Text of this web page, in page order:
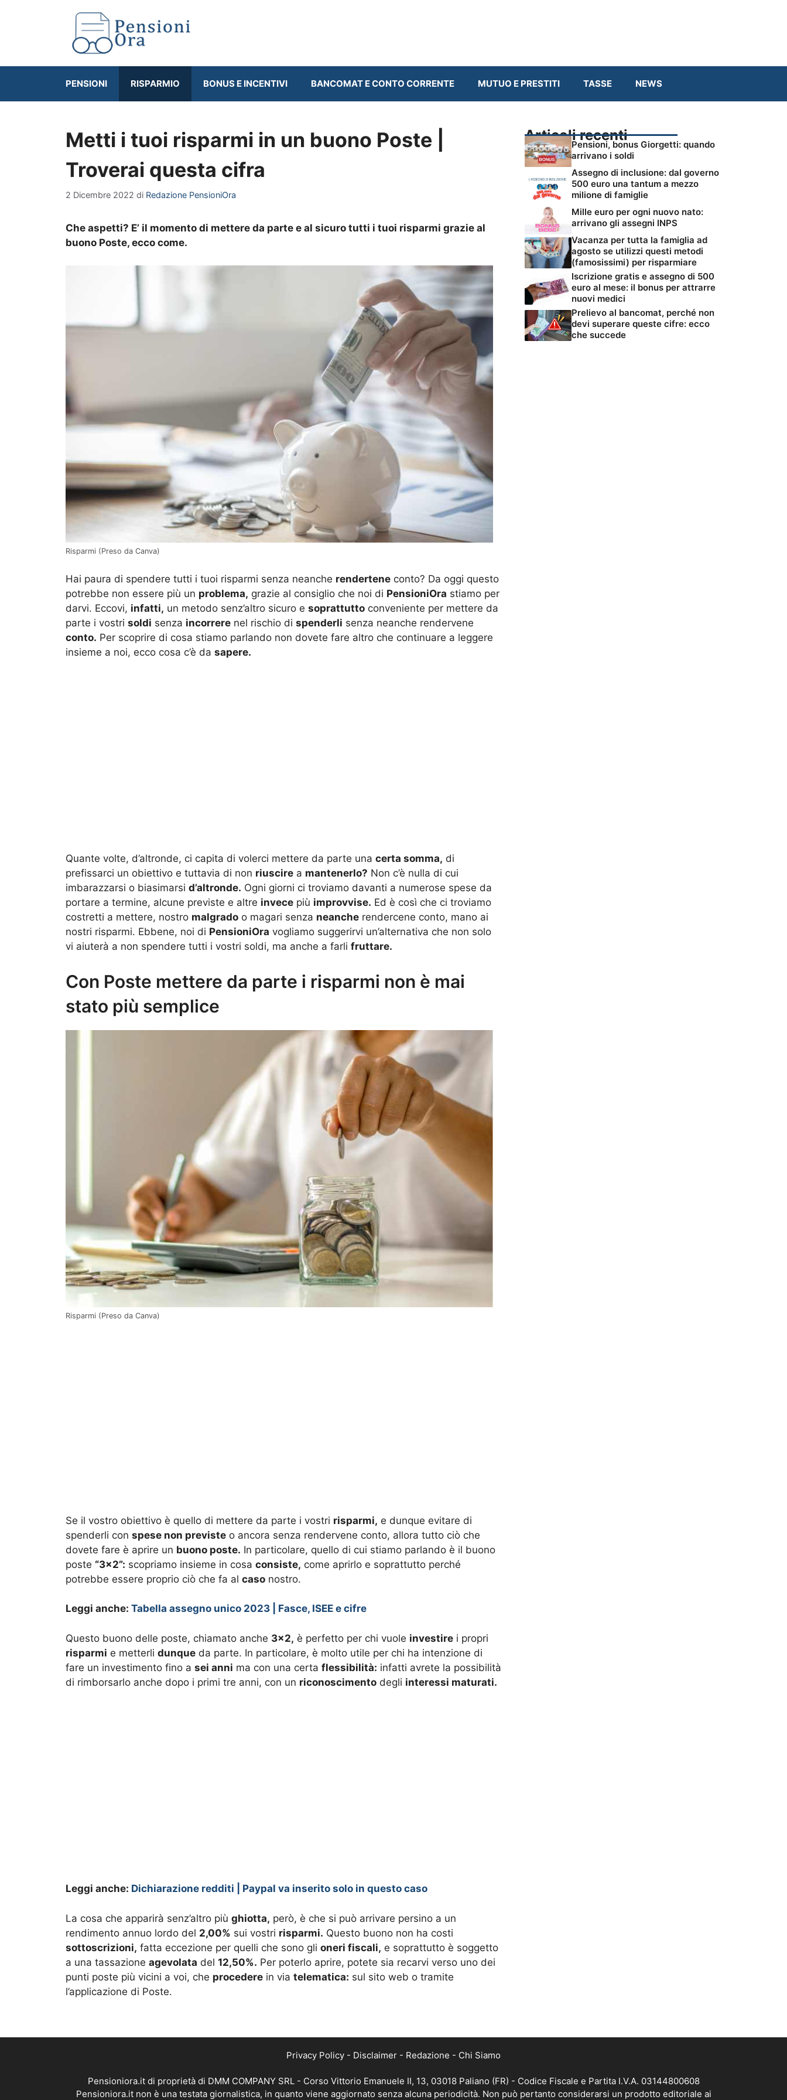
PENSIONI RISPARMIO BONUS E INCENTIVI BANCOMAT E CONTO CORRENTE MUTUO E PRESTITI TASSE NEWS
Metti i tuoi risparmi in un buono Poste |
Troverai questa cifra
2 Dicembre 2022 di Redazione PensioniOra
Che aspetti? E’ il momento di mettere da parte e al sicuro tutti i tuoi risparmi grazie al
buono Poste, ecco come.
Risparmi (Preso da Canva)
Hai paura di spendere tutti i tuoi risparmi senza neanche rendertene conto? Da oggi questo
potrebbe non essere più un problema, grazie al consiglio che noi di PensioniOra stiamo per
darvi. Eccovi, infatti, un metodo senz’altro sicuro e soprattutto conveniente per mettere da
parte i vostri soldi senza incorrere nel rischio di spenderli senza neanche rendervene
conto. Per scoprire di cosa stiamo parlando non dovete fare altro che continuare a leggere
insieme a noi, ecco cosa c’è da sapere.
Quante volte, d’altronde, ci capita di volerci mettere da parte una certa somma, di
prefissarci un obiettivo e tuttavia di non riuscire a mantenerlo? Non c’è nulla di cui
imbarazzarsi o biasimarsi d’altronde. Ogni giorni ci troviamo davanti a numerose spese da
portare a termine, alcune previste e altre invece più improvvise. Ed è così che ci troviamo
costretti a mettere, nostro malgrado o magari senza neanche rendercene conto, mano ai
nostri risparmi. Ebbene, noi di PensioniOra vogliamo suggerirvi un’alternativa che non solo
vi aiuterà a non spendere tutti i vostri soldi, ma anche a farli fruttare.
Con Poste mettere da parte i risparmi non è mai
stato più semplice
Risparmi (Preso da Canva)
Se il vostro obiettivo è quello di mettere da parte i vostri risparmi, e dunque evitare di
spenderli con spese non previste o ancora senza rendervene conto, allora tutto ciò che
dovete fare è aprire un buono poste. In particolare, quello di cui stiamo parlando è il buono
poste “3×2”: scopriamo insieme in cosa consiste, come aprirlo e soprattutto perché
potrebbe essere proprio ciò che fa al caso nostro.
Leggi anche: Tabella assegno unico 2023 | Fasce, ISEE e cifre
Questo buono delle poste, chiamato anche 3×2, è perfetto per chi vuole investire i propri
risparmi e metterli dunque da parte. In particolare, è molto utile per chi ha intenzione di
fare un investimento fino a sei anni ma con una certa flessibilità: infatti avrete la possibilità
di rimborsarlo anche dopo i primi tre anni, con un riconoscimento degli interessi maturati.
Leggi anche: Dichiarazione redditi | Paypal va inserito solo in questo caso
La cosa che apparirà senz’altro più ghiotta, però, è che si può arrivare persino a un
rendimento annuo lordo del 2,00% sui vostri risparmi. Questo buono non ha costi
sottoscrizioni, fatta eccezione per quelli che sono gli oneri fiscali, e soprattutto è soggetto
a una tassazione agevolata del 12,50%. Per poterlo aprire, potete sia recarvi verso uno dei
punti poste più vicini a voi, che procedere in via telematica: sul sito web o tramite
l’applicazione di Poste.
Articoli recenti
Pensioni, bonus Giorgetti: quando
arrivano i soldi
Assegno di inclusione: dal governo
500 euro una tantum a mezzo
milione di famiglie
Mille euro per ogni nuovo nato:
arrivano gli assegni INPS
Vacanza per tutta la famiglia ad
agosto se utilizzi questi metodi
(famosissimi) per risparmiare
Iscrizione gratis e assegno di 500
euro al mese: il bonus per attrarre
nuovi medici
Prelievo al bancomat, perché non
devi superare queste cifre: ecco
che succede
Privacy Policy - Disclaimer - Redazione - Chi Siamo
Pensioniora.it di proprietà di DMM COMPANY SRL - Corso Vittorio Emanuele II, 13, 03018 Paliano (FR) - Codice Fiscale e Partita I.V.A. 03144800608
Pensioniora.it non è una testata giornalistica, in quanto viene aggiornato senza alcuna periodicità. Non può pertanto considerarsi un prodotto editoriale ai